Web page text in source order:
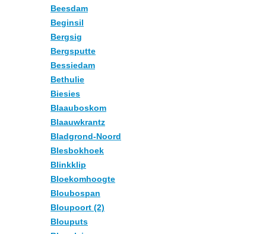
Beesdam
Beginsil
Bergsig
Bergsputte
Bessiedam
Bethulie
Biesies
Blaauboskom
Blaauwkrantz
Bladgrond-Noord
Blesbokhoek
Blinkklip
Bloekomhoogte
Bloubospan
Bloupoort (2)
Blouputs